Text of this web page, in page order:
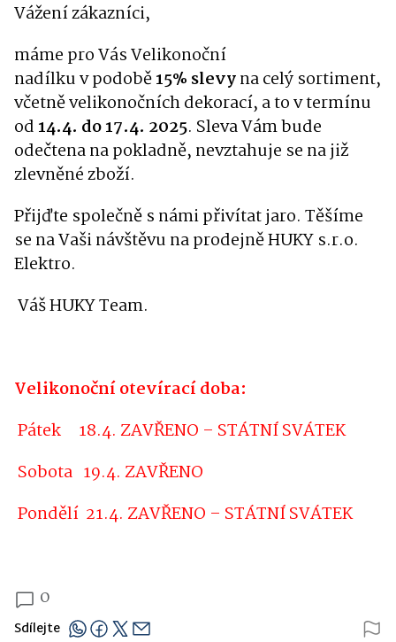
Vážení zákazníci,
máme pro Vás Velikonoční
nadílku v podobě15% slevyna celý sortiment,
včetně velikonočních dekorací, a to v termínu
od 14.4. do 17.4. 2025. Sleva Vám bude
odečtena na pokladně, nevztahuje se na již
zlevněné zboží.
Přijďte společně s námi přivítat jaro. Těšíme
se na Vaši návštěvu na prodejně HUKY s.r.o.
Elektro.
Váš HUKY Team.
Velikonoční otevírací doba:
Pátek
18.4. ZAVŘENO – STÁTNÍ SVÁTEK
Sobota 19.4. ZAVŘENO
Pondělí 21.4. ZAVŘENO – STÁTNÍ SVÁTEK
0
Sdílejte